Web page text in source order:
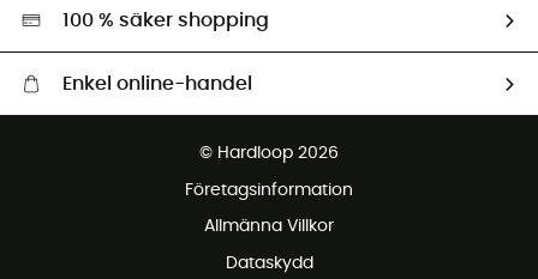
Miljöanpassat urval
100 % säker shopping
Enkel online-handel
© Hardloop 2026
Företagsinformation
Allmänna Villkor
Dataskydd